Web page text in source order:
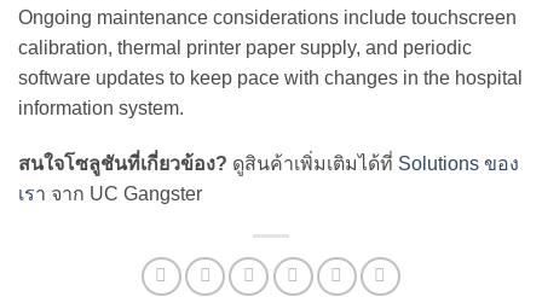
Ongoing maintenance considerations include touchscreen
calibration, thermal printer paper supply, and periodic
software updates to keep pace with changes in the hospital
information system.
สนใจโซลูชันที่เกี่ยวข้อง? ดูสินค้าเพิ่มเติมได้ที่ Solutions ของ
เรา จาก UC Gangster